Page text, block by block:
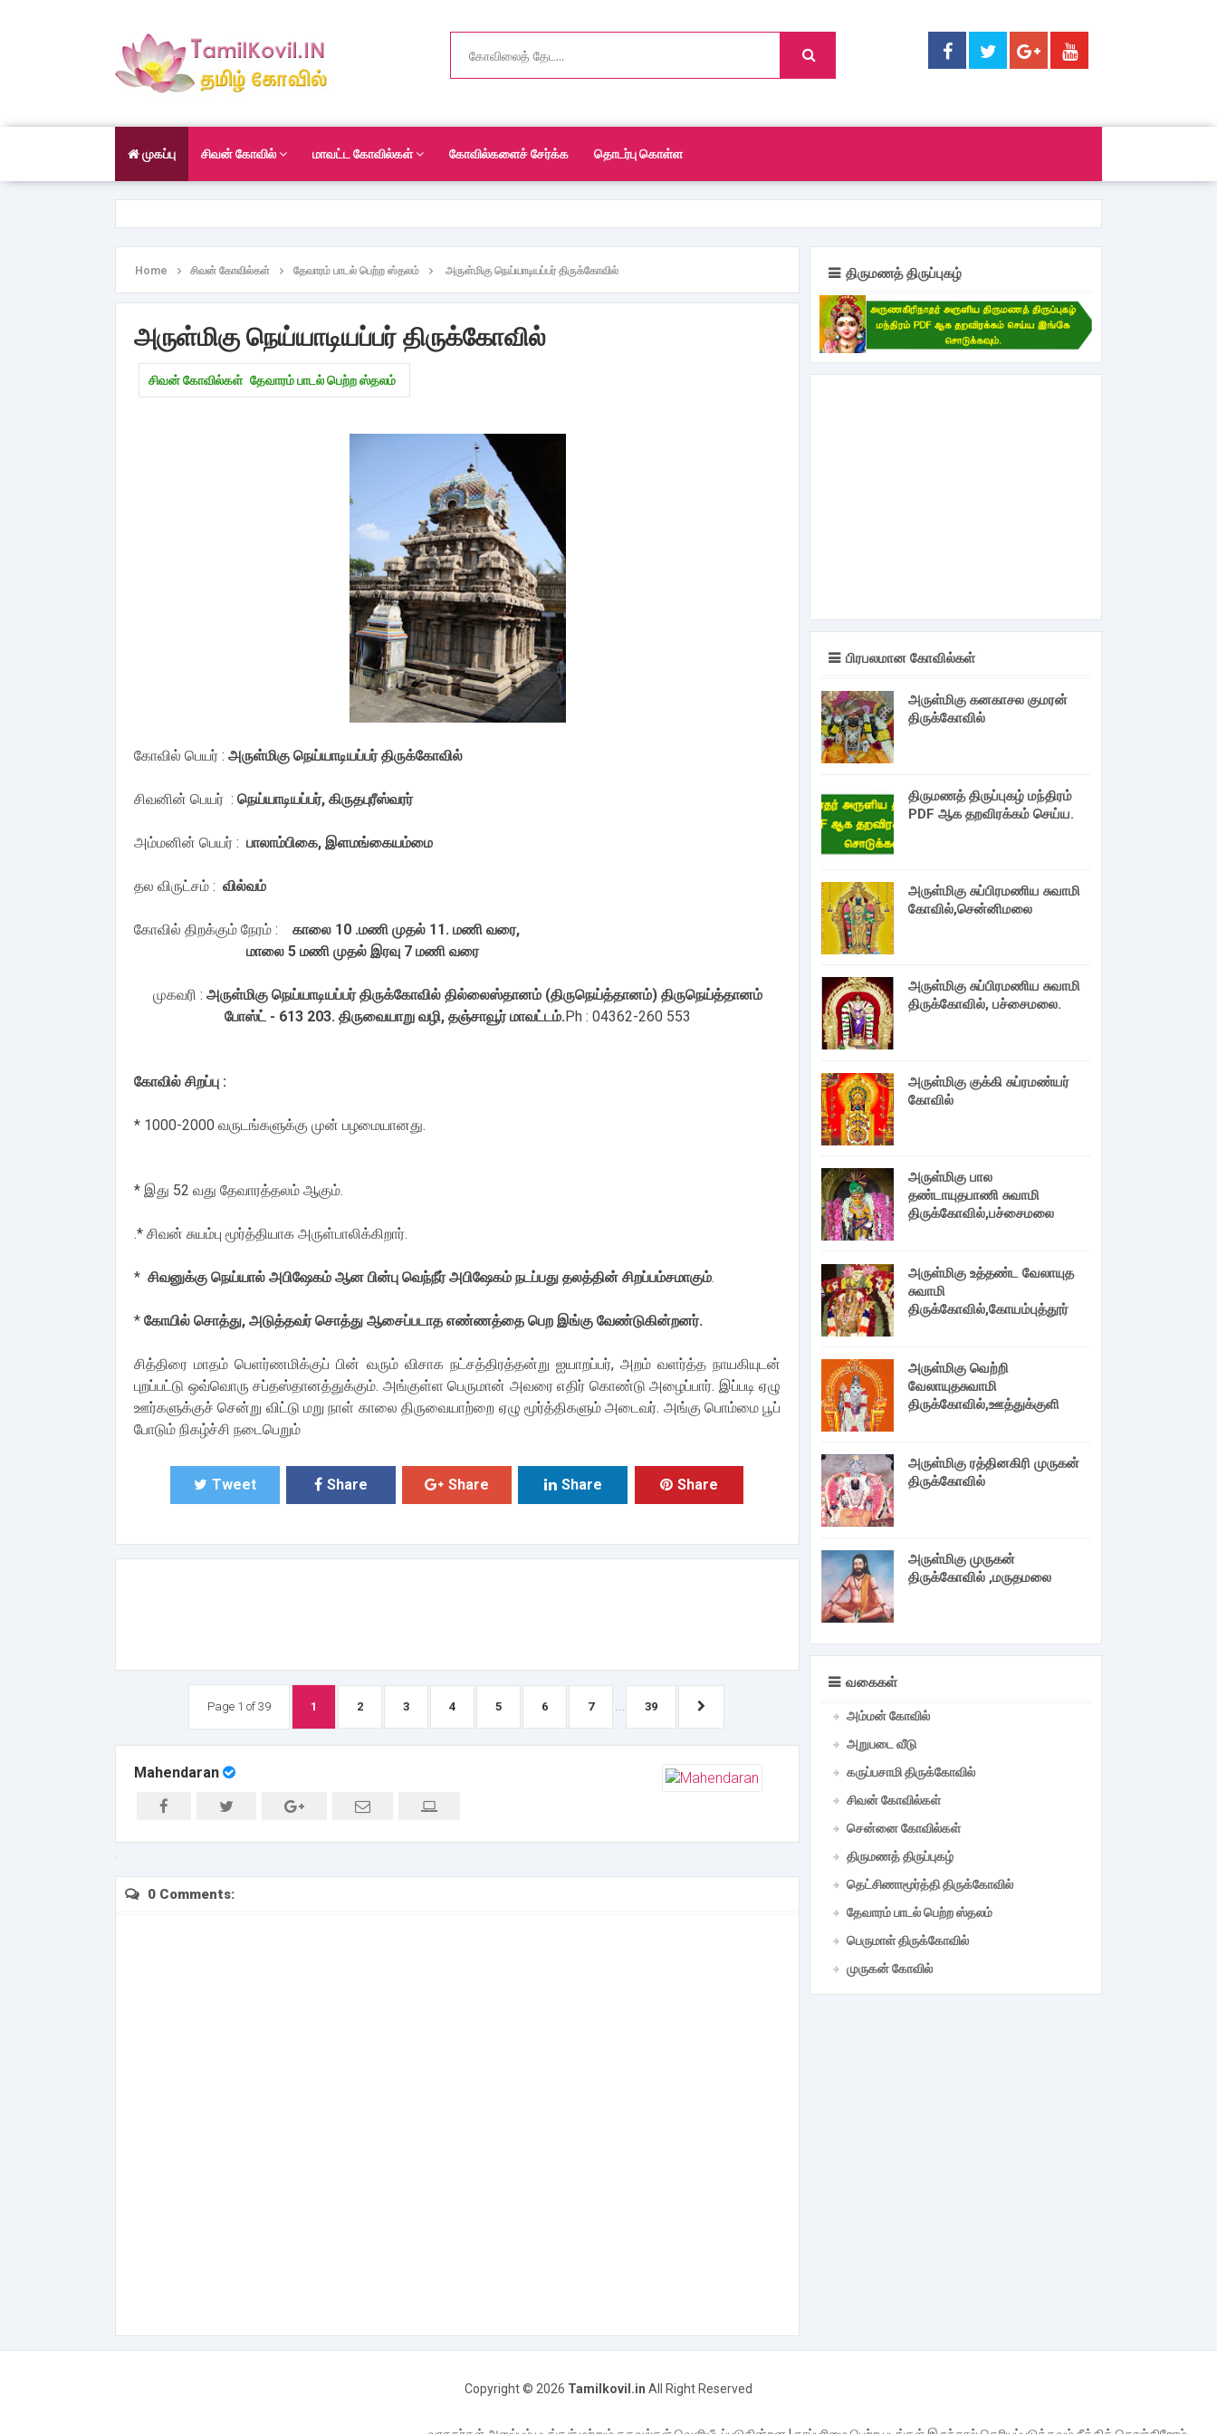
முகப்பு சிவன் கோவில் மாவட்ட கோவில்கள் கோவில்களைச் சேர்க்க தொடர்பு கொள்ள
Home சிவன் கோவில்கள் தேவாரம் பாடல் பெற்ற ஸ்தலம் அருள்மிகு நெய்யாடியப்பர் திருக்கோவில்
அருள்மிகு நெய்யாடியப்பர் திருக்கோவில்
சிவன் கோவில்கள் தேவாரம் பாடல் பெற்ற ஸ்தலம்
கோவில் பெயர் : அருள்மிகு நெய்யாடியப்பர் திருக்கோவில்
சிவனின் பெயர் : நெய்யாடியப்பர், கிருதபுரீஸ்வரர்
அம்மனின் பெயர் : பாலாம்பிகை, இளமங்கையம்மை
தல விருட்சம் : வில்வம்
கோவில் திறக்கும் நேரம் : காலை 10 .மணி முதல் 11. மணி வரை,
மாலை 5 மணி முதல் இரவு 7 மணி வரை
முகவரி : அருள்மிகு நெய்யாடியப்பர் திருக்கோவில் தில்லைஸ்தானம் (திருநெய்த்தானம்) திருநெய்த்தானம்
போஸ்ட் - 613 203. திருவையாறு வழி, தஞ்சாவூர் மாவட்டம். Ph : 04362-260 553
கோவில் சிறப்பு :
* 1000-2000 வருடங்களுக்கு முன் பழமையானது.
* இது 52 வது தேவாரத்தலம் ஆகும்.
.* சிவன் சுயம்பு மூர்த்தியாக அருள்பாலிக்கிறார்.
* சிவனுக்கு நெய்யால் அபிஷேகம் ஆன பின்பு வெந்நீர் அபிஷேகம் நடப்பது தலத்தின் சிறப்பம்சமாகும்.
* கோயில் சொத்து, அடுத்தவர் சொத்து ஆசைப்படாத எண்ணத்தை பெற இங்கு வேண்டுகின்றனர்.
சித்திரை மாதம் பெளர்ணமிக்குப் பின் வரும் விசாக நட்சத்திரத்தன்று ஐயாறப்பர், அறம் வளர்த்த நாயகியுடன்
புறப்பட்டு ஒவ்வொரு சப்தஸ்தானத்துக்கும். அங்குள்ள பெருமான் அவரை எதிர் கொண்டு அழைப்பார். இப்படி ஏழு
ஊர்களுக்குச் சென்று விட்டு மறு நாள் காலை திருவையாற்றை ஏழு மூர்த்திகளும் அடைவர். அங்கு பொம்மை பூப்
போடும் நிகழ்ச்சி நடைபெறும்
Tweet Share Share Share Share
Page 1 of 39 1 2 3 4 5 6 7 ... 39
Mahendaran
0 Comments:
திருமணத் திருப்புகழ்
பிரபலமான கோவில்கள்
அருள்மிகு கனகாசல குமரன்
திருக்கோவில்
திருமணத் திருப்புகழ் மந்திரம்
PDF ஆக தறவிரக்கம் செய்ய.
அருள்மிகு சுப்பிரமணிய சுவாமி
கோவில்,சென்னிமலை
அருள்மிகு சுப்பிரமணிய சுவாமி
திருக்கோவில், பச்சைமலை.
அருள்மிகு குக்கி சுப்ரமண்யர்
கோவில்
அருள்மிகு பால
தண்டாயுதபாணி சுவாமி
திருக்கோவில்,பச்சைமலை
அருள்மிகு உத்தண்ட வேலாயுத
சுவாமி
திருக்கோவில்,கோயம்புத்தூர்
அருள்மிகு வெற்றி
வேலாயுதசுவாமி
திருக்கோவில்,ஊத்துக்குளி
அருள்மிகு ரத்தினகிரி முருகன்
திருக்கோவில்
அருள்மிகு முருகன்
திருக்கோவில் ,மருதமலை
வகைகள்
அம்மன் கோவில்
அறுபடை வீடு
கருப்பசாமி திருக்கோவில்
சிவன் கோவில்கள்
சென்னை கோவில்கள்
திருமணத் திருப்புகழ்
தெட்சிணாமூர்த்தி திருக்கோவில்
தேவாரம் பாடல் பெற்ற ஸ்தலம்
பெருமாள் திருக்கோவில்
முருகன் கோவில்
Copyright © 2026 Tamilkovil.in All Right Reserved